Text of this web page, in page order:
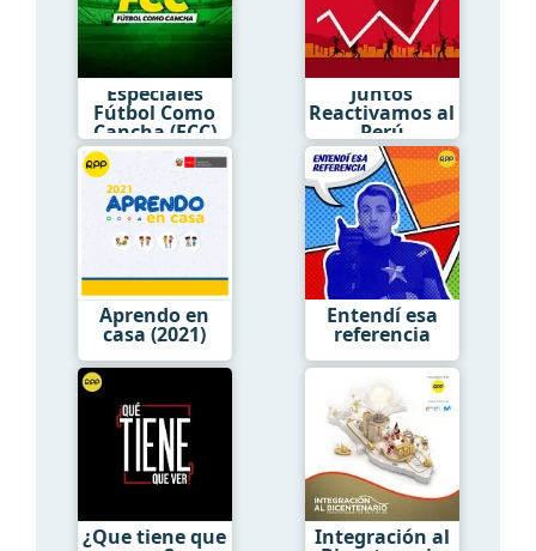
Especiales
Fútbol Como
Cancha (FCC)
Juntos
Reactivamos al
Perú
Aprendo en
casa (2021)
Entendí esa
referencia
¿Que tiene que Integración al